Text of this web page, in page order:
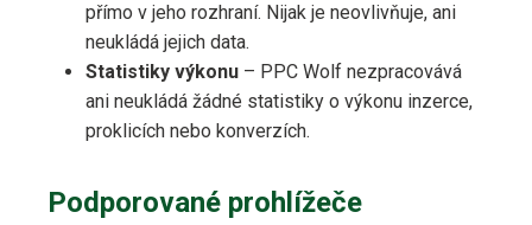
přímo v jeho rozhraní. Nijak je neovlivňuje, ani
neukládá jejich data.
Statistiky výkonu – PPC Wolf nezpracovává
ani neukládá žádné statistiky o výkonu inzerce,
proklicích nebo konverzích.
Podporované prohlížeče